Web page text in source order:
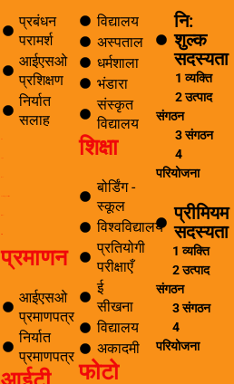
प्रबंधन
परामर्श
आईएसओ
प्रशिक्षण
निर्यात
सलाह
प्रमाणन
आईएसओ
प्रमाणपत्र
निर्यात
प्रमाणपत्र
विद्यालय
अस्पताल
धर्मशाला
भंडारा
संस्कृत
विद्यालय
शिक्षा
बोर्डिंग -
स्कूल
विश्वविद्यालय
प्रतियोगी
परीक्षाएँ
ई
सीखना
विद्यालय
अकादमी
फोटो
नि:
शुल्क
सदस्यता
1 व्यक्ति
2 उत्पाद
संगठन
3 संगठन
4
परियोजना
प्रीमियम
सदस्यता
1 व्यक्ति
2 उत्पाद
संगठन
3 संगठन
4
परियोजना